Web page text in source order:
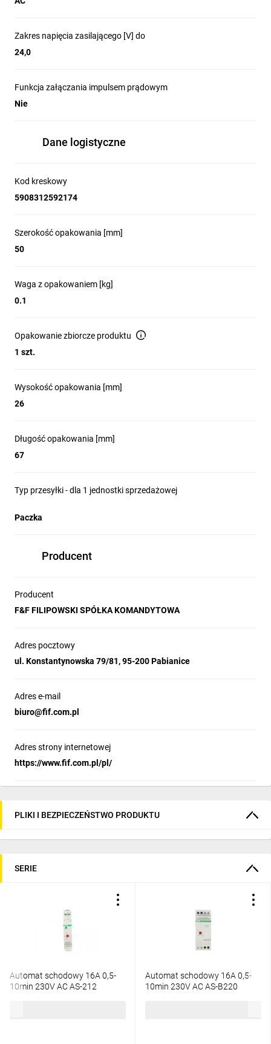
Zakres napięcia zasilającego [V] do
24,0
Funkcja załączania impulsem prądowym
Nie
Dane logistyczne
Kod kreskowy
5908312592174
Szerokość opakowania [mm]
50
Waga z opakowaniem [kg]
0.1
Opakowanie zbiorcze produktu
1 szt.
Wysokość opakowania [mm]
26
Długość opakowania [mm]
67
Typ przesyłki - dla 1 jednostki sprzedażowej
Paczka
Producent
Producent
F&F FILIPOWSKI SPÓŁKA KOMANDYTOWA
Adres pocztowy
ul. Konstantynowska 79/81, 95-200 Pabianice
Adres e-mail
biuro@fif.com.pl
Adres strony internetowej
https://www.fif.com.pl/pl/
PLIKI I BEZPIECZEŃSTWO PRODUKTU
SERIE
Automat schodowy 16A 0,5-
10min 230V AC AS-212
Automat schodowy 16A 0,5-
10min 230V AC AS-B220